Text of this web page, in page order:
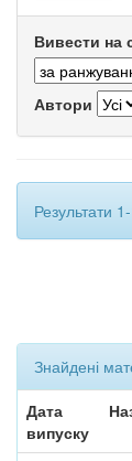
Вивести на
Автори
Результати
Знайдені
Дата
випуску